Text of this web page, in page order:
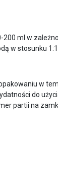
ml w
w stosunku 1:1.
w
do
partii na